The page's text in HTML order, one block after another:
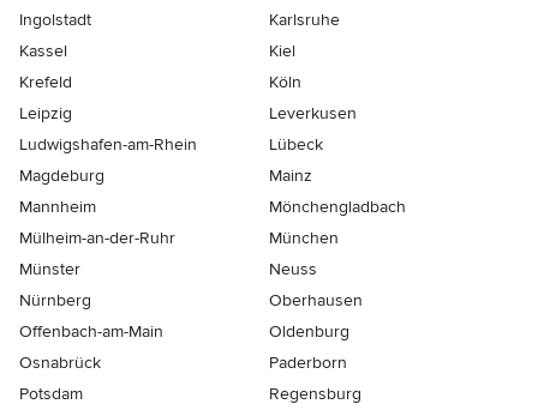
Ingolstadt
Karlsruhe
Kassel
Kiel
Krefeld
Köln
Leipzig
Leverkusen
Ludwigshafen-am-Rhein
Lübeck
Magdeburg
Mainz
Mannheim
Mönchen­gladbach
Mülheim-an-der-Ruhr
München
Münster
Neuss
Nürnberg
Oberhausen
Offenbach-am-Main
Oldenburg
Osnabrück
Paderborn
Potsdam
Regensburg